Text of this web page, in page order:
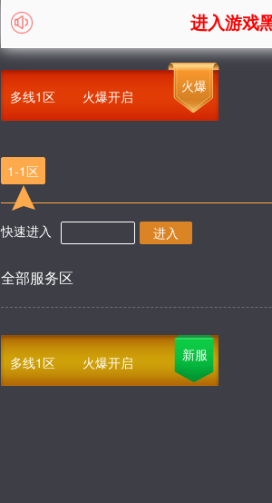
进入游戏黑屏、
多线1区 火爆开启
火爆
1-1区
快速进入 进入
全部服务区
多线1区 火爆开启 新服